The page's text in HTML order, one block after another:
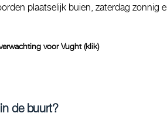
plaatselijk buien, zaterdag zonnig
voor Vught (klik)
de buurt?